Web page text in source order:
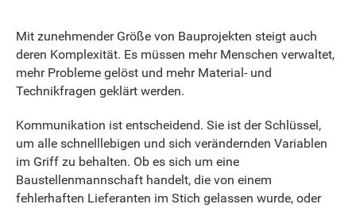
Mit zunehmender Größe von Bauprojekten steigt auch
deren Komplexität. Es müssen mehr Menschen verwaltet,
mehr Probleme gelöst und mehr Material- und
Technikfragen geklärt werden.
Kommunikation ist entscheidend. Sie ist der Schlüssel,
um alle schnelllebigen und sich verändernden Variablen
im Griff zu behalten. Ob es sich um eine
Baustellenmannschaft handelt, die von einem
fehlerhaften Lieferanten im Stich gelassen wurde, oder